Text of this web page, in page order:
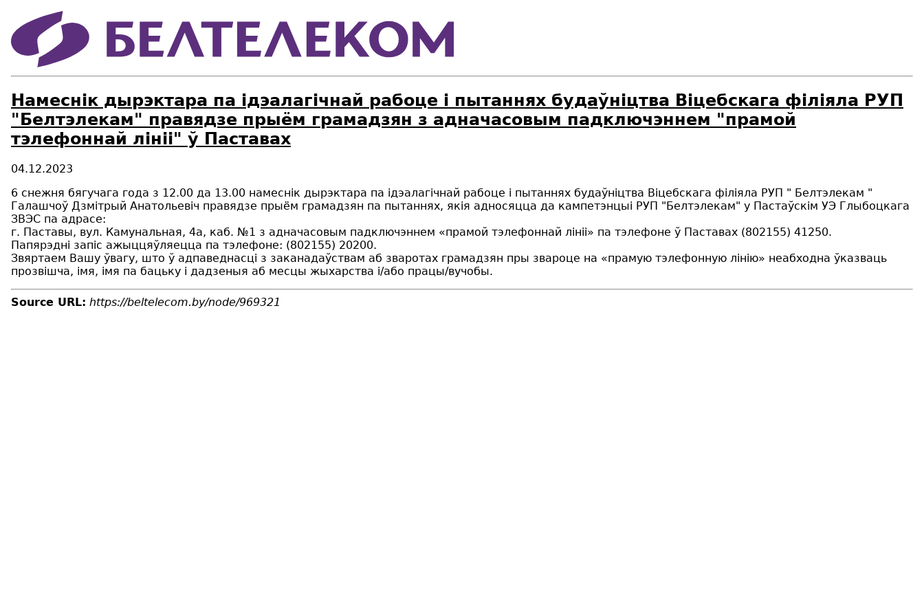
Намеснік дырэктара па ідэалагічнай рабоце і пытаннях будаўніцтва Віцебскага філіяла РУП
"Белтэлекам" правядзе прыём грамадзян з адначасовым падключэннем "прамой
тэлефоннай лініі" ў Паставах
04.12.2023
6 снежня бягучага года з 12.00 да 13.00 намеснік дырэктара па ідэалагічнай рабоце і пытаннях будаўніцтва Віцебскага філіяла РУП " Белтэлекам "
Галашчоў Дзмітрый Анатольевіч правядзе прыём грамадзян па пытаннях, якія адносяцца да кампетэнцыі РУП "Белтэлекам" у Пастаўскім УЭ Глыбоцкага
ЗВЭС па адрасе:
г. Паставы, вул. Камунальная, 4а, каб. №1 з адначасовым падключэннем «прамой тэлефоннай лініі» па тэлефоне ў Паставах (802155) 41250.
Папярэдні запіс ажыццяўляецца па тэлефоне: (802155) 20200.
Звяртаем Вашу ўвагу, што ў адпаведнасці з заканадаўствам аб зваротах грамадзян пры звароце на «прамую тэлефонную лінію» неабходна ўказваць
прозвішча, імя, імя па бацьку і дадзеныя аб месцы жыхарства і/або працы/вучобы.
Source URL: https://beltelecom.by/node/969321